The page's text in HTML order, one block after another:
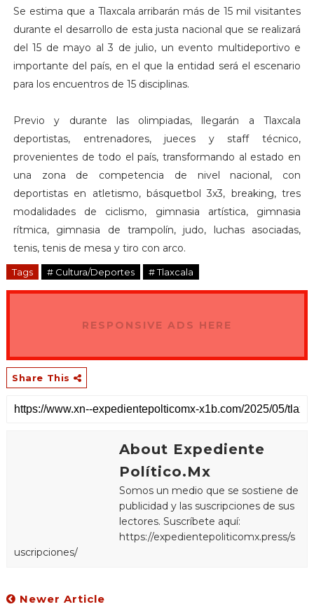
Se estima que a Tlaxcala arribarán más de 15 mil visitantes
durante el desarrollo de esta justa nacional que se realizará
del 15 de mayo al 3 de julio, un evento multideportivo e
importante del país, en el que la entidad será el escenario
para los encuentros de 15 disciplinas.
Previo y durante las olimpiadas, llegarán a Tlaxcala
deportistas, entrenadores, jueces y staff técnico,
provenientes de todo el país, transformando al estado en
una zona de competencia de nivel nacional, con
deportistas en atletismo, básquetbol 3x3, breaking, tres
modalidades de ciclismo, gimnasia artística, gimnasia
rítmica, gimnasia de trampolín, judo, luchas asociadas,
tenis, tenis de mesa y tiro con arco.
Tags # Cultura/Deportes # Tlaxcala
RESPONSIVE ADS HERE
Share This
About Expediente
Político.Mx
Somos un medio que se sostiene de
publicidad y las suscripciones de sus
lectores. Suscríbete aquí:
https://expedientepoliticomx.press/s
uscripciones/
Newer Article